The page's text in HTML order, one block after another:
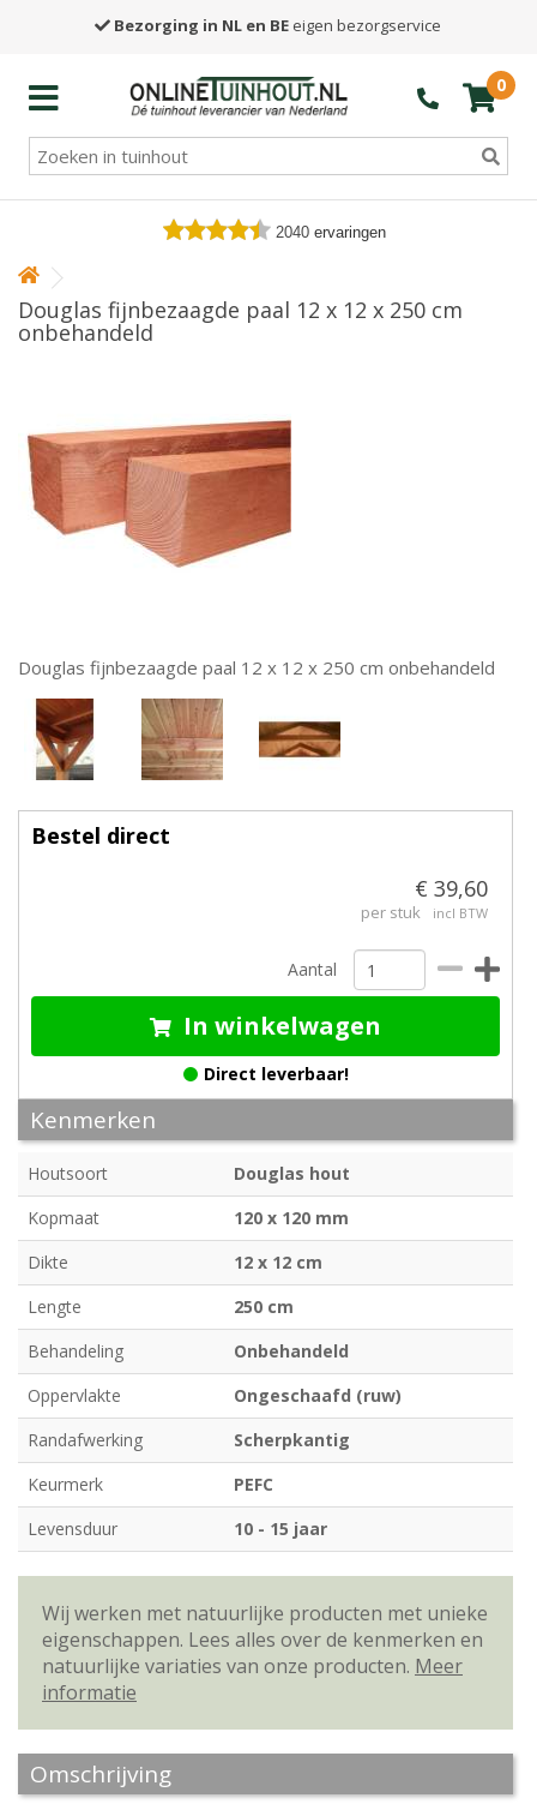
Bezorging in NL en BE eigen bezorgservice
0
2040 ervaringen
Douglas fijnbezaagde paal 12 x 12 x 250 cm
onbehandeld
Douglas fijnbezaagde paal 12 x 12 x 250 cm onbehandeld
Bestel direct
€ 39,60
per stuk incl BTW
Aantal
In winkelwagen
Direct leverbaar!
Kenmerken
Houtsoort
Douglas hout
Kopmaat
120 x 120 mm
Dikte
12 x 12 cm
Lengte
250 cm
Behandeling
Onbehandeld
Oppervlakte
Ongeschaafd (ruw)
Randafwerking
Scherpkantig
Keurmerk
PEFC
Levensduur
10 - 15 jaar
Wij werken met natuurlijke producten met unieke
eigenschappen. Lees alles over de kenmerken en
natuurlijke variaties van onze producten. Meer
informatie
Omschrijving